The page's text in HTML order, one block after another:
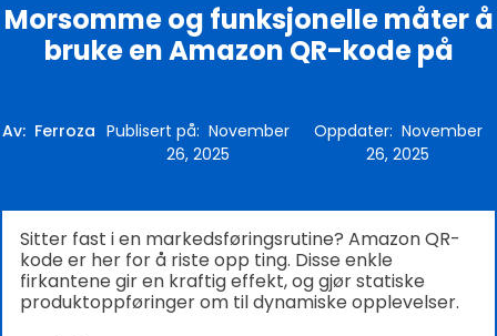
Morsomme og funksjonelle måter å
bruke en Amazon QR-kode på
Av: Ferroza Publisert på:November
26, 2025
Oppdater: November
26, 2025
Sitter fast i en markedsføringsrutine? Amazon QR-
kode er her for å riste opp ting. Disse enkle
firkantene gir en kraftig effekt, og gjør statiske
produktoppføringer om til dynamiske opplevelser.